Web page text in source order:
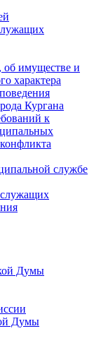
об имуществе и
характера
Кургана
к
службе
Думы
Думы